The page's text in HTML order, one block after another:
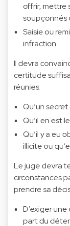
offrir, mettre
soupçonnés
Saisie ou
infraction.
Il devra
certitude
réunies:
Qu’un
Qu’il en est
Qu’il y a eu
illicite ou
Le juge devra
circonstances
prendre sa
D’exiger
part du